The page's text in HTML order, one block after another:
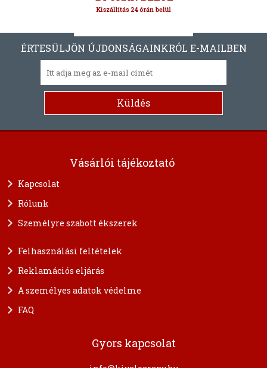
ÉRTESÜLJÖN ÚJDONSÁGAINKRÓL E-MAILBEN
Vásárlói tájékoztató
Kapcsolat
Rólunk
Személyre szabott ékszerek
Felhasználási feltételek
Reklamációs eljárás
A személyes adatok védelme
FAQ
Gyors kapcsolat